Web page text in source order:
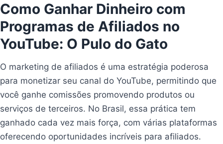
Como Ganhar Dinheiro com
Programas de Afiliados no
YouTube: O Pulo do Gato
O marketing de afiliados é uma estratégia poderosa
para monetizar seu canal do YouTube, permitindo que
você ganhe comissões promovendo produtos ou
serviços de terceiros. No Brasil, essa prática tem
ganhado cada vez mais força, com várias plataformas
oferecendo oportunidades incríveis para afiliados.